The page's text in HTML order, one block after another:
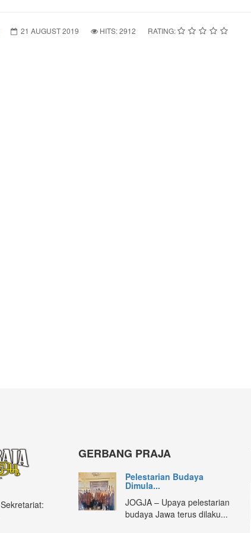
21 AUGUST 2019 HITS: 2912 RATING:
Sekretariat:
GERBANG PRAJA
Pelestarian Budaya
Dimula...
JOGJA – Upaya pelestarian
budaya Jawa terus dilaku...